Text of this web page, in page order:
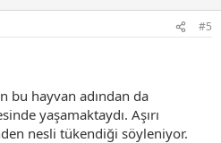
#5
bu hayvan adından da
yaşamaktaydı. Aşırı
nesli tükendiği söyleniyor.